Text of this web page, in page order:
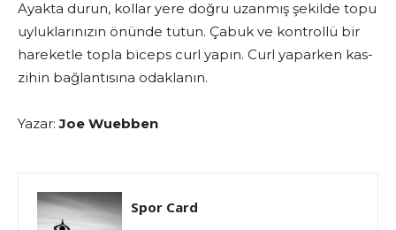
Ayakta durun, kollar yere doğru uzanmış şekilde topu
uyluklarınızın önünde tutun. Çabuk ve kontrollü bir
hareketle topla biceps curl yapın. Curl yaparken kas-
zihin bağlantısına odaklanın.
Yazar:Joe Wuebben
Spor Card